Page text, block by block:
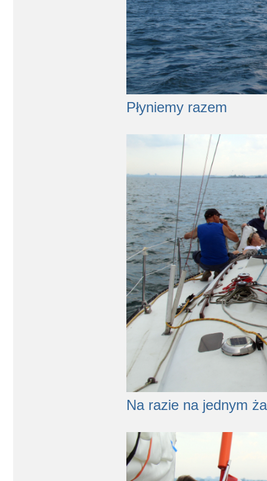
Płyniemy razem
Na razie na jednym